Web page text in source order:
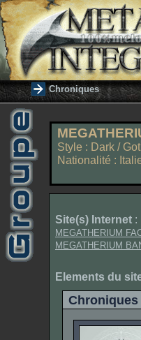
Chroniques
Style : Dark /
Nationalité :
Site(s) Internet :
MEGATHERIUM
MEGATHERIUM
Elements du
Chroniques